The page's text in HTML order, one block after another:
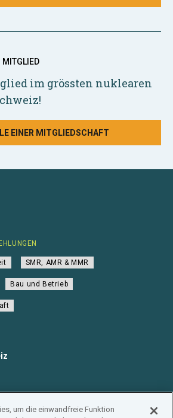
MITGLIED
im grössten nuklearen
EINER MITGLIEDSCHAFT
SMR, AMR & MMR
Bau und Betrieb
um die einwandfreie Funktion